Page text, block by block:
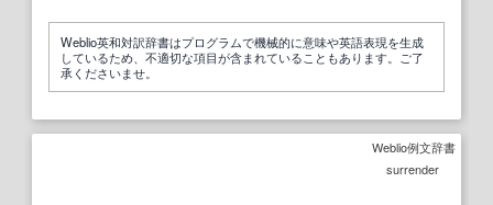
Weblio英和対訳辞書はプログラムで機械的に意味や英語表現を生成
しているため、不適切な項目が含まれていることもあります。ご了
承くださいませ。
Weblio例文辞書
surrender